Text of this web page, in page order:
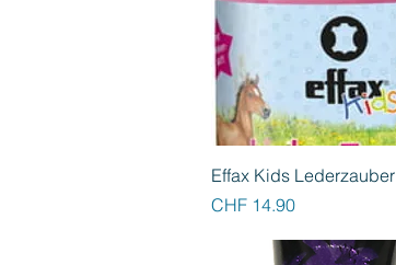
Schnellansicht
Effax Kids Lederzauber
Preis
CHF 14.90